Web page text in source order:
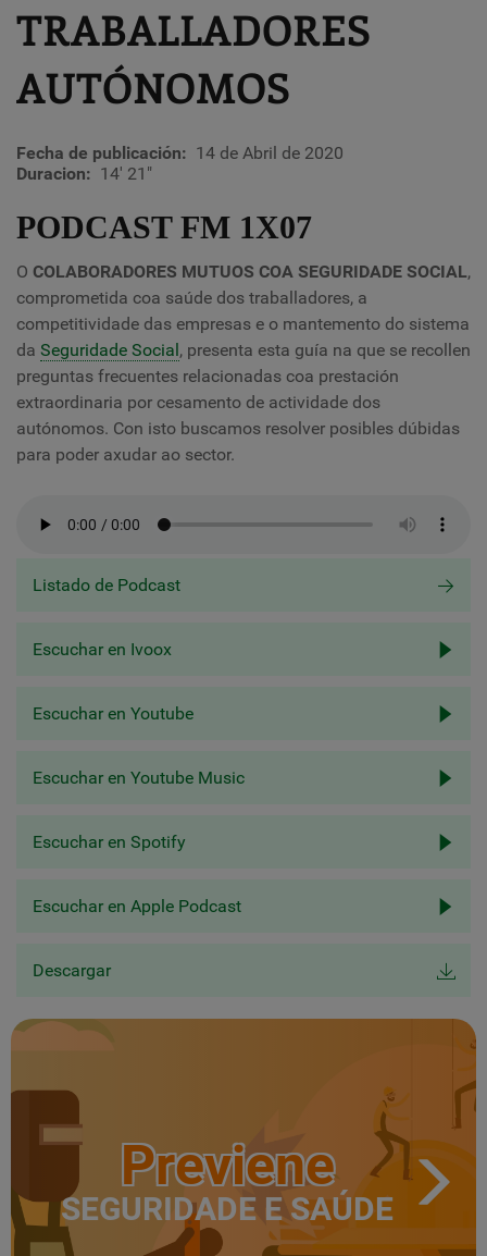
TRABALLADORES
AUTÓNOMOS
Fecha de publicación
14 de Abril de 2020
Duracion
14' 21"
PODCAST FM 1X07
O COLABORADORES MUTUOS COA SEGURIDADE SOCIAL,
comprometida coa saúde dos traballadores, a
competitividade das empresas e o mantemento do sistema
da Seguridade Social, presenta esta guía na que se recollen
preguntas frecuentes relacionadas coa prestación
extraordinaria por cesamento de actividade dos
autónomos. Con isto buscamos resolver posibles dúbidas
para poder axudar ao sector.
Listado de Podcast
Escuchar en Ivoox
Escuchar en Youtube
Escuchar en Youtube Music
Escuchar en Spotify
Escuchar en Apple Podcast
Descargar
Previene
SEGURIDADE E SAÚDE